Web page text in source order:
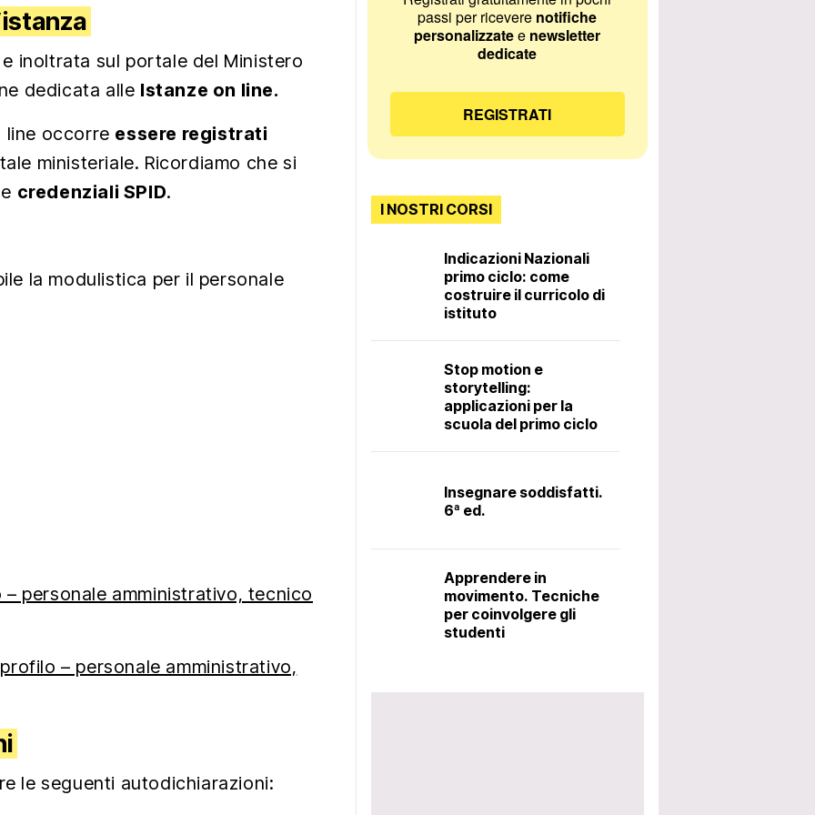
inoltrata sul portale del Ministero
dedicata alle Istanze on line.
line occorre essere registrati
ministeriale. Ricordiamo che si
credenziali SPID.
la modulistica per il personale
personale amministrativo, tecnico
– personale amministrativo,
le seguenti autodichiarazioni:
passi per ricevere notifiche
personalizzatee newsletter
dedicate
REGISTRATI
I NOSTRI CORSI
Indicazioni Nazionali
primo ciclo: come
costruire il curricolo di
istituto
Stop motion e
storytelling:
applicazioni per la
scuola del primo ciclo
Insegnare soddisfatti.
6ª ed.
Apprendere in
movimento. Tecniche
per coinvolgere gli
studenti